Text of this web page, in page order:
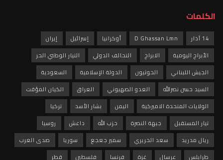
الكلمات
14 آذار D Ghassan Lmn أوكرانيا إسرائيل
إيران
الأبراج اليومية
الابراج التحالف الدولي
التيار الوطني الحر
الجيش اللبناني
الحوثيون الدولة الإسلامية
السعودية
السيد حسن نصرالله
العدو الصهيوني العراق
الكيان المؤقت
الولايات المتحدة الاميركية
اليمن بشار الأسد
تركيا
تيار المستقبل
جبهة النصرة حزب الله داعش
روسيا
ريال مدريد
سعد الحريري سمير جعجع سوريا
صدى العرب
طرابلس
عرسال غزة فرنسا فلسطين قطر